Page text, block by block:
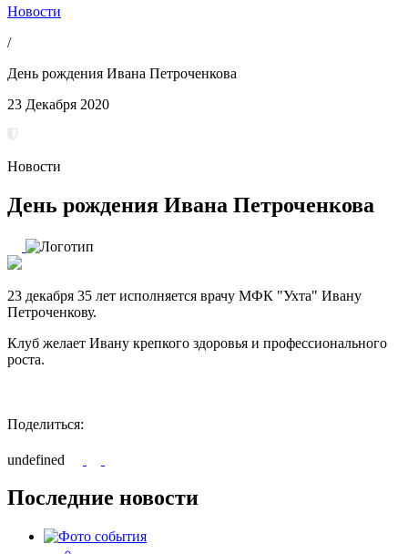
Новости
/
День рождения Ивана Петроченкова
23 Декабря 2020
Новости
День рождения Ивана Петроченкова
23 декабря 35 лет исполняется врачу МФК "Ухта" Ивану
Петроченкову.
Клуб желает Ивану крепкого здоровья и профессионального
роста.
Поделиться:
undefined
Последние новости